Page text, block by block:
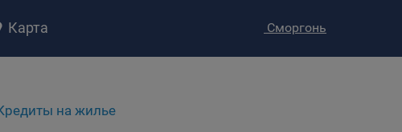
Сморгонь
Карта
на жилье